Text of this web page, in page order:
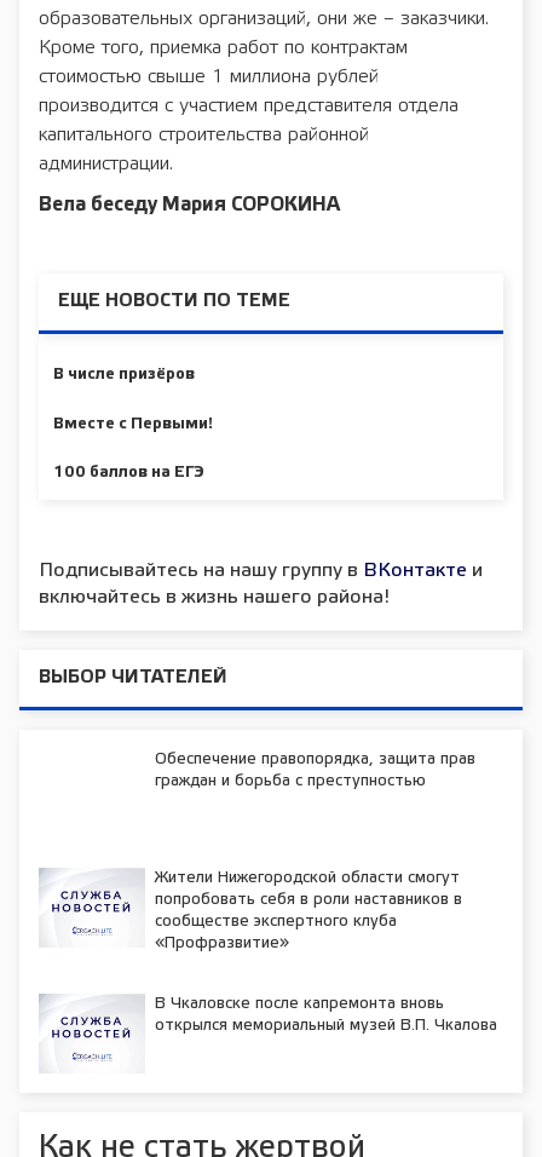
образовательных организаций, они же – заказчики.
Кроме того, приемка работ по контрактам
стоимостью свыше 1 миллиона рублей
производится с участием представителя отдела
капитального строительства районной
администрации.
Вела беседу Мария СОРОКИНА
ЕЩЕ НОВОСТИ ПО ТЕМЕ
В числе призёров
Вместе с Первыми!
100 баллов на ЕГЭ
Подписывайтесь на нашу группу в ВКонтакте и
включайтесь в жизнь нашего района!
ВЫБОР ЧИТАТЕЛЕЙ
Обеспечение правопорядка, защита прав
граждан и борьба с преступностью
Жители Нижегородской области смогут
попробовать себя в роли наставников в
сообществе экспертного клуба
«Профразвитие»
В Чкаловске после капремонта вновь
открылся мемориальный музей В.П. Чкалова
Как не стать жертвой